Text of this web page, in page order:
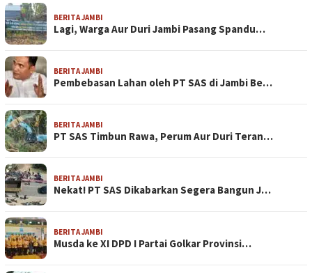
BERITA JAMBI
Lagi, Warga Aur Duri Jambi Pasang Spandu…
BERITA JAMBI
Pembebasan Lahan oleh PT SAS di Jambi Be…
BERITA JAMBI
PT SAS Timbun Rawa, Perum Aur Duri Teran…
BERITA JAMBI
Nekat! PT SAS Dikabarkan Segera Bangun J…
BERITA JAMBI
Musda ke XI DPD I Partai Golkar Provinsi…